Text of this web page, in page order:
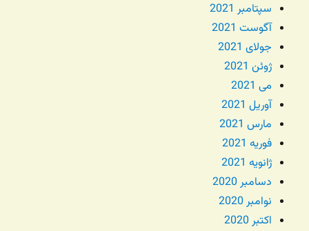
سپتامبر 2021
آگوست 2021
جولای 2021
ژوئن 2021
می 2021
آوریل 2021
مارس 2021
فوریه 2021
ژانویه 2021
دسامبر 2020
نوامبر 2020
اکتبر 2020